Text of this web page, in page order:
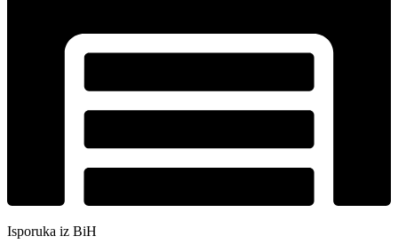
Isporuka iz BiH